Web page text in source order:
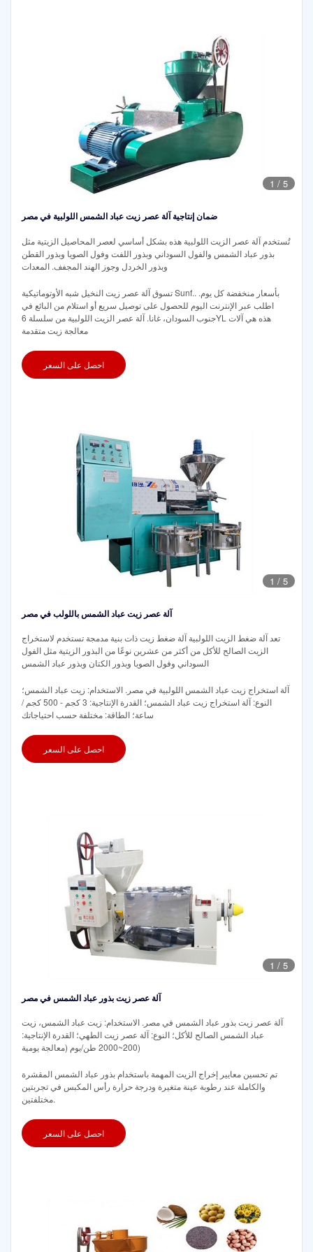
1 / 5
ضمان إنتاجية آلة عصر زيت عباد الشمس اللولبية في مصر
تُستخدم آلة عصر الزيت اللولبية هذه بشكل أساسي لعصر المحاصيل الزيتية مثل
بذور عباد الشمس والفول السوداني وبذور اللفت وفول الصويا وبذور القطن
وبذور الخردل وجوز الهند المجفف. المعدات
تسوق آلة عصر زيت النخيل شبه الأوتوماتيكية Sunf.. بأسعار منخفضة كل يوم.
اطلب عبر الإنترنت اليوم للحصول على توصيل سريع أو استلام من البائع في
جنوب السودان، غانا. آلة عصر الزيت اللولبية من سلسلة 6YL هذه هي آلات
معالجة زيت متقدمة
احصل على السعر
1 / 5
آلة عصر زيت عباد الشمس باللولب في مصر
تعد آلة ضغط الزيت اللولبية آلة ضغط زيت ذات بنية مدمجة تستخدم لاستخراج
الزيت الصالح للأكل من أكثر من عشرين نوعًا من البذور الزيتية مثل الفول
السوداني وفول الصويا وبذور الكتان وبذور عباد الشمس
آلة استخراج زيت عباد الشمس اللولبية في مصر. الاستخدام: زيت عباد الشمس؛
النوع: آلة استخراج زيت عباد الشمس؛ القدرة الإنتاجية: 3 كجم - 500 كجم /
ساعة؛ الطاقة: مختلفة حسب احتياجاتك
احصل على السعر
1 / 5
آلة عصر زيت بذور عباد الشمس في مصر
آلة عصر زيت بذور عباد الشمس في مصر. الاستخدام: زيت عباد الشمس، زيت
عباد الشمس الصالح للأكل؛ النوع: آلة عصر زيت الطهي؛ القدرة الإنتاجية:
200~2000 طن/يوم (معالجة يومية)
تم تحسين معايير إخراج الزيت المهمة باستخدام بذور عباد الشمس المقشرة
والكاملة عند رطوبة عينة متغيرة ودرجة حرارة رأس المكبس في تجربتين
مختلفتين.
احصل على السعر